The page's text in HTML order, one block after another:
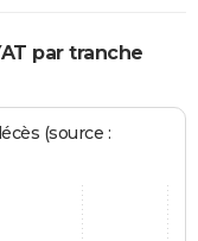
par tranche
(source :